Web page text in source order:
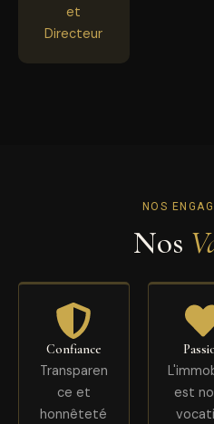
et
Directeur
NOS
Nos
Confiance
Transparen
ce et
honnêteté
est